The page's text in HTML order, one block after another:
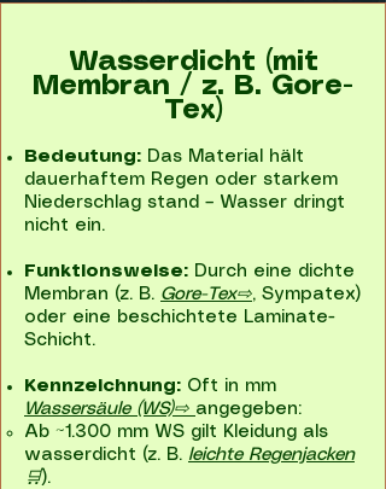
Wasserdicht (mit
Membran / z. B. Gore-
Tex)
Bedeutung: Das Material hält
dauerhaftem Regen oder starkem
Niederschlag stand – Wasser dringt
nicht ein.
Funktionsweise: Durch eine dichte
Membran (z. B. Gore-Tex⇨, Sympatex)
oder eine beschichtete Laminate-
Schicht.
Kennzeichnung: Oft in mm
Wassersäule (WS)⇨ angegeben:
Ab ~1.300 mm WS gilt Kleidung als
wasserdicht (z. B. leichte Regenjacken
🛒).